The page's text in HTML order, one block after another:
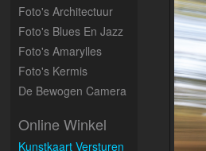
Foto's Architectuur
Foto's Blues En Jazz
Foto's Amarylles
Foto's Kermis
De Bewogen Camera
Online Winkel
Kunstkaart Versturen